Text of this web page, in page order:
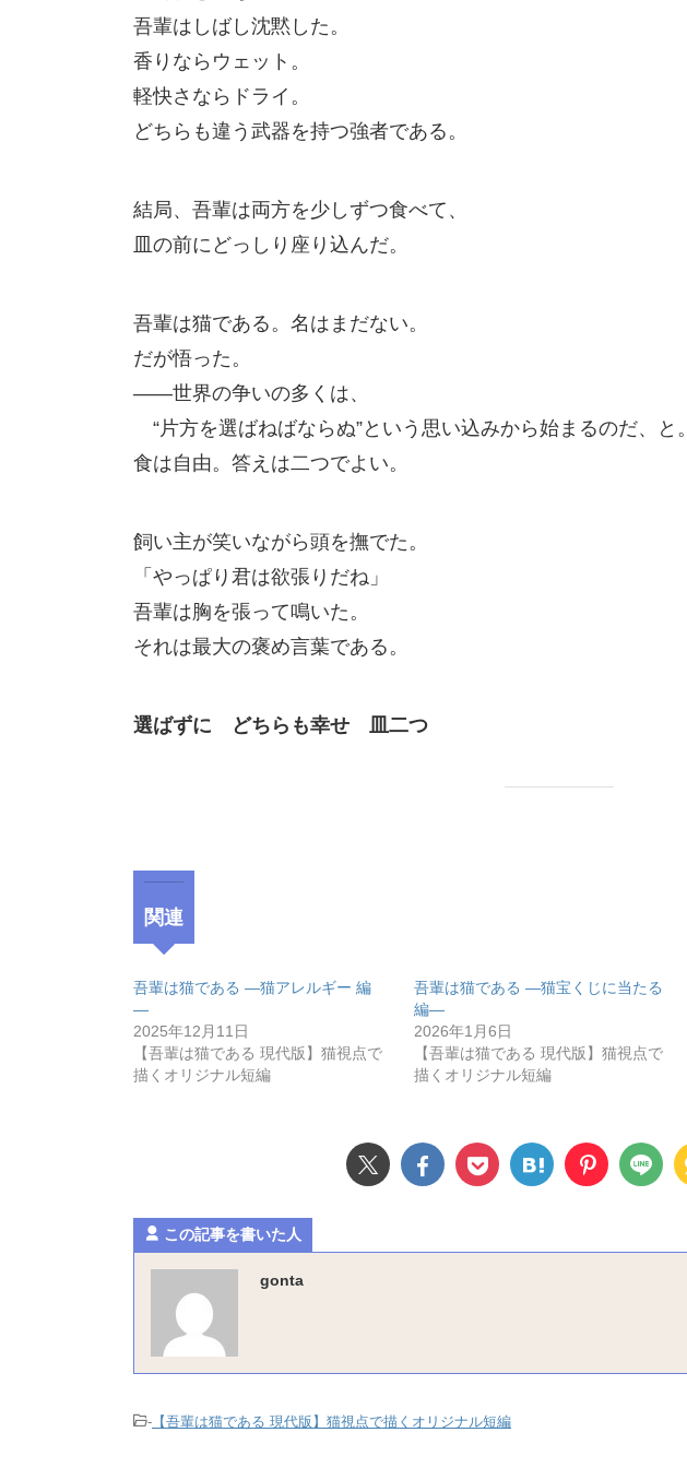
吾輩はしばし沈黙した。
香りならウェット。
軽快さならドライ。
どちらも違う武器を持つ強者である。
結局、吾輩は両方を少しずつ食べて、
皿の前にどっしり座り込んだ。
吾輩は猫である。名はまだない。
だが悟った。
――世界の争いの多くは、
“片方を選ばねばならぬ”という思い込みから始まるのだ、と。
食は自由。答えは二つでよい。
飼い主が笑いながら頭を撫でた。
「やっぱり君は欲張りだね」
吾輩は胸を張って鳴いた。
それは最大の褒め言葉である。
選ばずに どちらも幸せ 皿二つ
関連
吾輩は猫である ―猫アレルギー 編
―
2025年12月11日
【吾輩は猫である 現代版】猫視点で
描くオリジナル短編
吾輩は猫である ―猫宝くじに当たる
編―
2026年1月6日
【吾輩は猫である 現代版】猫視点で
描くオリジナル短編
この記事を書いた人
gonta
- 【吾輩は猫である 現代版】猫視点で描くオリジナル短編